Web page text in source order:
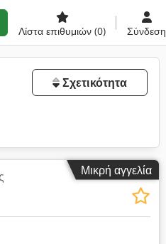
Λίστα επιθυμιών (0) Σύνδεση
Σχετικότητα
Μικρή αγγελία